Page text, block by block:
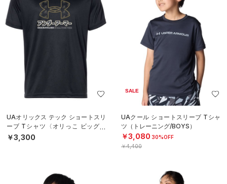
UAオリックス テック ショートスリ
ーブ Tシャツ〈オリっこ ビッグロ
ゴ〉（ベースボール/KIDS）
￥3,300
SALE
UAクール ショートスリーブ Tシャ
ツ（トレーニング/BOYS）
￥3,080 30%OFF
￥4,400